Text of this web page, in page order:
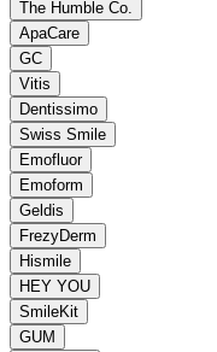
The Humble Co.
ApaCare
GC
Vitis
Dentissimo
Swiss Smile
Emofluor
Emoform
Geldis
FrezyDerm
Hismile
HEY YOU
SmileKit
GUM